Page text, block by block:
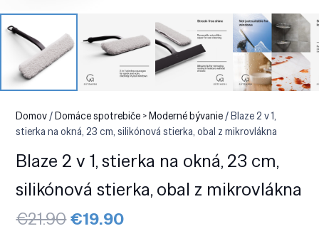
Domov/Domáce spotrebiče > Moderné bývanie/ Blaze 2 v 1,
stierka na okná, 23 cm, silikónová stierka, obal z mikrovlákna
Blaze 2 v 1, stierka na okná, 23 cm,
silikónová stierka, obal z mikrovlákna
€21.90Pôvodná
€19.90Aktuálna